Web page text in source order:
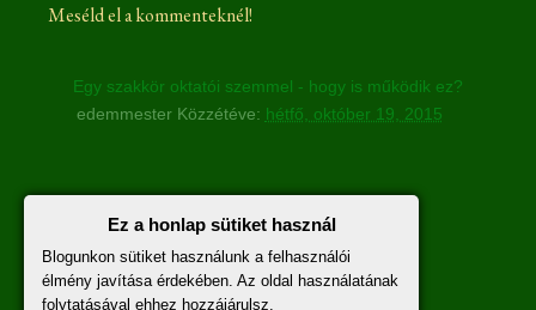
Meséld el a kommenteknél!
Egy szakkör oktatói szemmel - hogy is működik ez?
edemmester Közzétéve: hétfő, október 19, 2015
Nincsenek megjegyzések :
Megjegyzés küldése
Ez a honlap sütiket használ
Blogunkon sütiket használunk a felhasználói
élmény javítása érdekében. Az oldal használatának
folytatásával ehhez hozzájárulsz.